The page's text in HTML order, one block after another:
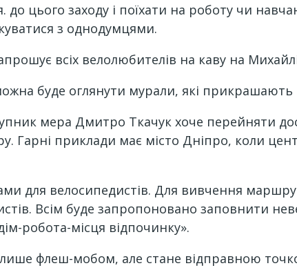
цього заходу і поїхати на роботу чи
з однодумцями.
всіх велолюбителів на каву на
буде оглянути мурали, які
мера Дмитро Ткачук хоче перейняти
Гарні приклади має місто Дніпро, коли
для велосипедистів. Для вивчення
Всім буде запропоновано заповнити
робота-місця відпочинку».
флеш-мобом, але стане відправною